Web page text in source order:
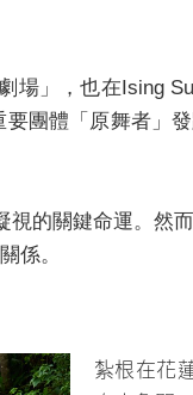
場」，也在Ising
團體「原舞者」
的關鍵命運。然
係。
紮根在花